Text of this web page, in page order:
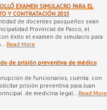
EXAMEN SIMULACRO PARA EL
Y CONTRATACIÓN 2015
de docentes pasqueños sean
Provincial de Pasco, el
éxito el examen de simulacro para
Read More
de prisión preventiva de médico
de funcionarios, cuenta con
prisión preventiva para Juan
de medicina legal…
Read More